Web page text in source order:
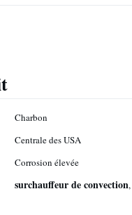
Charbon
Centrale des USA
Corrosion élevée
surchauffeur de convection,